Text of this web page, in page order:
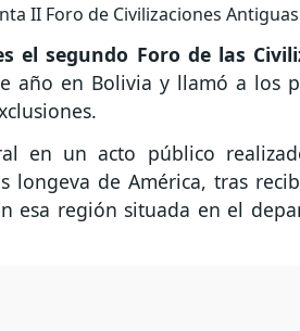
II Foro de Civilizaciones
el segundo Foro de las
año en Bolivia y llamó a los
en un acto público
longeva de América, tras
esa región situada en el